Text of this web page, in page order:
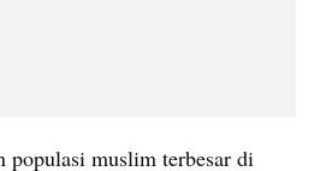
populasi muslim terbesar di